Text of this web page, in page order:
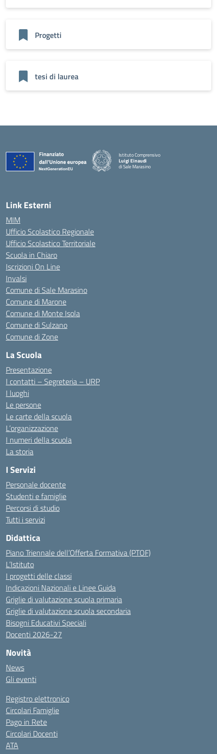
Progetti
tesi di laurea
Istituto Comprensivo
Luigi Einaudi
di Sale Marasino
Link Esterni
MIM
Ufficio Scolastico Regionale
Ufficio Scolastico Territoriale
Scuola in Chiaro
Iscrizioni On Line
Invalsi
Comune di Sale Marasino
Comune di Marone
Comune di Monte Isola
Comune di Sulzano
Comune di Zone
La Scuola
Presentazione
I contatti – Segreteria – URP
I luoghi
Le persone
Le carte della scuola
L’organizzazione
I numeri della scuola
La storia
I Servizi
Personale docente
Studenti e famiglie
Percorsi di studio
Tutti i servizi
Didattica
Piano Triennale dell’Offerta Formativa (PTOF)
L’Istituto
I progetti delle classi
Indicazioni Nazionali e Linee Guida
Griglie di valutazione scuola primaria
Griglie di valutazione scuola secondaria
Bisogni Educativi Speciali
Docenti 2026-27
Novità
News
Gli eventi
Registro elettronico
Circolari Famiglie
Pago in Rete
Circolari Docenti
ATA